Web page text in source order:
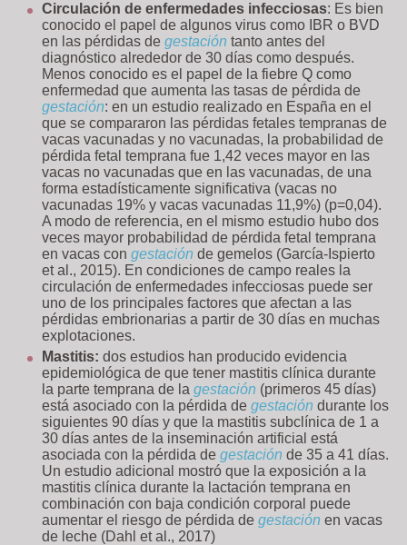
Circulación de enfermedades infecciosas: Es bien
conocido el papel de algunos virus como IBR o BVD
en las pérdidas de gestación tanto antes del
diagnóstico alrededor de 30 días como después.
Menos conocido es el papel de la fiebre Q como
enfermedad que aumenta las tasas de pérdida de
gestación: en un estudio realizado en España en el
que se compararon las pérdidas fetales tempranas de
vacas vacunadas y no vacunadas, la probabilidad de
pérdida fetal temprana fue 1,42 veces mayor en las
vacas no vacunadas que en las vacunadas, de una
forma estadísticamente significativa (vacas no
vacunadas 19% y vacas vacunadas 11,9%) (p=0,04).
A modo de referencia, en el mismo estudio hubo dos
veces mayor probabilidad de pérdida fetal temprana
en vacas con gestación de gemelos (García-Ispierto
et al., 2015). En condiciones de campo reales la
circulación de enfermedades infecciosas puede ser
uno de los principales factores que afectan a las
pérdidas embrionarias a partir de 30 días en muchas
explotaciones.
Mastitis: dos estudios han producido evidencia
epidemiológica de que tener mastitis clínica durante
la parte temprana de la gestación (primeros 45 días)
está asociado con la pérdida de gestación durante los
siguientes 90 días y que la mastitis subclínica de 1 a
30 días antes de la inseminación artificial está
asociada con la pérdida de gestación de 35 a 41 días.
Un estudio adicional mostró que la exposición a la
mastitis clínica durante la lactación temprana en
combinación con baja condición corporal puede
aumentar el riesgo de pérdida de gestación en vacas
de leche (Dahl et al., 2017)